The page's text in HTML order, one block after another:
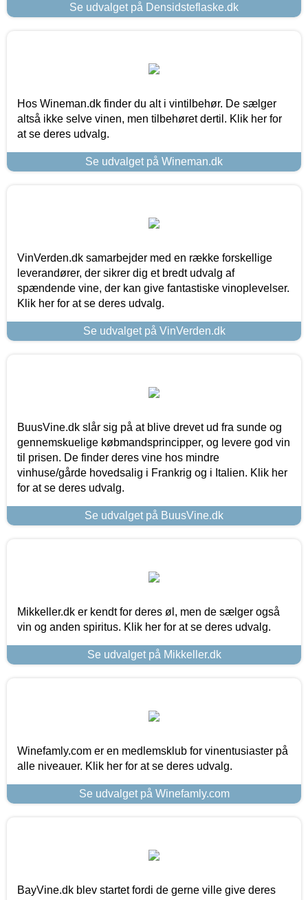
Se udvalget på Densidsteflaske.dk
Hos Wineman.dk finder du alt i vintilbehør. De sælger
altså ikke selve vinen, men tilbehøret dertil. Klik her for
at se deres udvalg.
Se udvalget på Wineman.dk
VinVerden.dk samarbejder med en række forskellige
leverandører, der sikrer dig et bredt udvalg af
spændende vine, der kan give fantastiske vinoplevelser.
Klik her for at se deres udvalg.
Se udvalget på VinVerden.dk
BuusVine.dk slår sig på at blive drevet ud fra sunde og
gennemskuelige købmandsprincipper, og levere god vin
til prisen. De finder deres vine hos mindre
vinhuse/gårde hovedsalig i Frankrig og i Italien. Klik her
for at se deres udvalg.
Se udvalget på BuusVine.dk
Mikkeller.dk er kendt for deres øl, men de sælger også
vin og anden spiritus. Klik her for at se deres udvalg.
Se udvalget på Mikkeller.dk
Winefamly.com er en medlemsklub for vinentusiaster på
alle niveauer. Klik her for at se deres udvalg.
Se udvalget på Winefamly.com
BayVine.dk blev startet fordi de gerne ville give deres